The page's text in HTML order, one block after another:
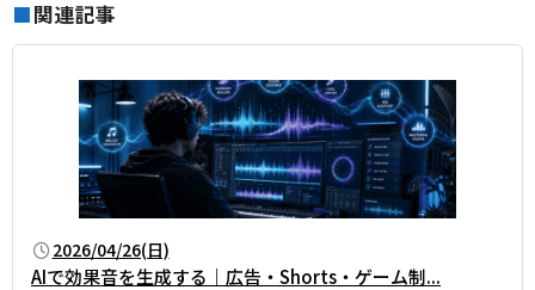
■関連記事
2026/04/26(日)
AIで効果音を生成する｜広告・Shorts・ゲーム制...